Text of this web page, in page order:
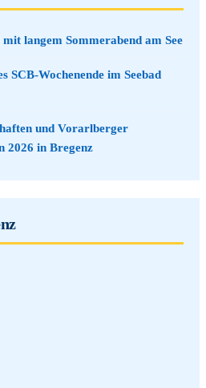
langem Sommerabend am See
SCB-Wochenende im Seebad
und Vorarlberger
2026 in Bregenz